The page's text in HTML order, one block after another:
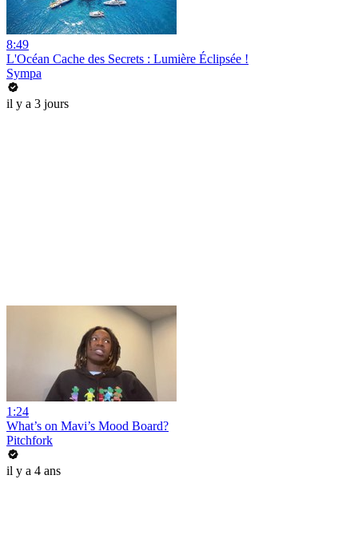
8:49
L'Océan Cache des Secrets : Lumière Éclipsée !
Sympa
il y a 3 jours
1:24
What’s on Mavi’s Mood Board?
Pitchfork
il y a 4 ans